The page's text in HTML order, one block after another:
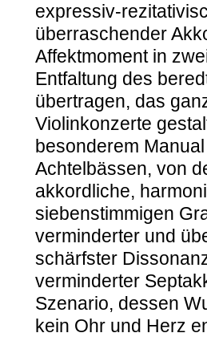
expressiv-
überraschender
Affektmoment in
Entfaltung des
übertragen, das
Violinkonzerte
besonderem
Achtelbässen, von
akkordliche,
siebenstimmigen
verminderter und
schärfster
verminderter
Szenario, dessen
kein Ohr und Herz